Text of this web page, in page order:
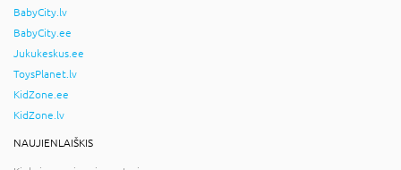
BabyCity.lv
BabyCity.ee
Jukukeskus.ee
ToysPlanet.lv
KidZone.ee
KidZone.lv
NAUJIENLAIŠKIS